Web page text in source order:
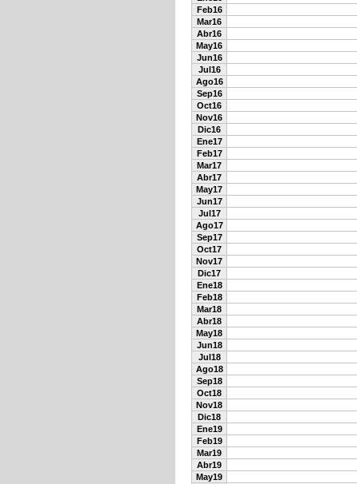
Feb16
Mar16
Abr16
May16
Jun16
Jul16
Ago16
Sep16
Oct16
Nov16
Dic16
Ene17
Feb17
Mar17
Abr17
May17
Jun17
Jul17
Ago17
Sep17
Oct17
Nov17
Dic17
Ene18
Feb18
Mar18
Abr18
May18
Jun18
Jul18
Ago18
Sep18
Oct18
Nov18
Dic18
Ene19
Feb19
Mar19
Abr19
May19